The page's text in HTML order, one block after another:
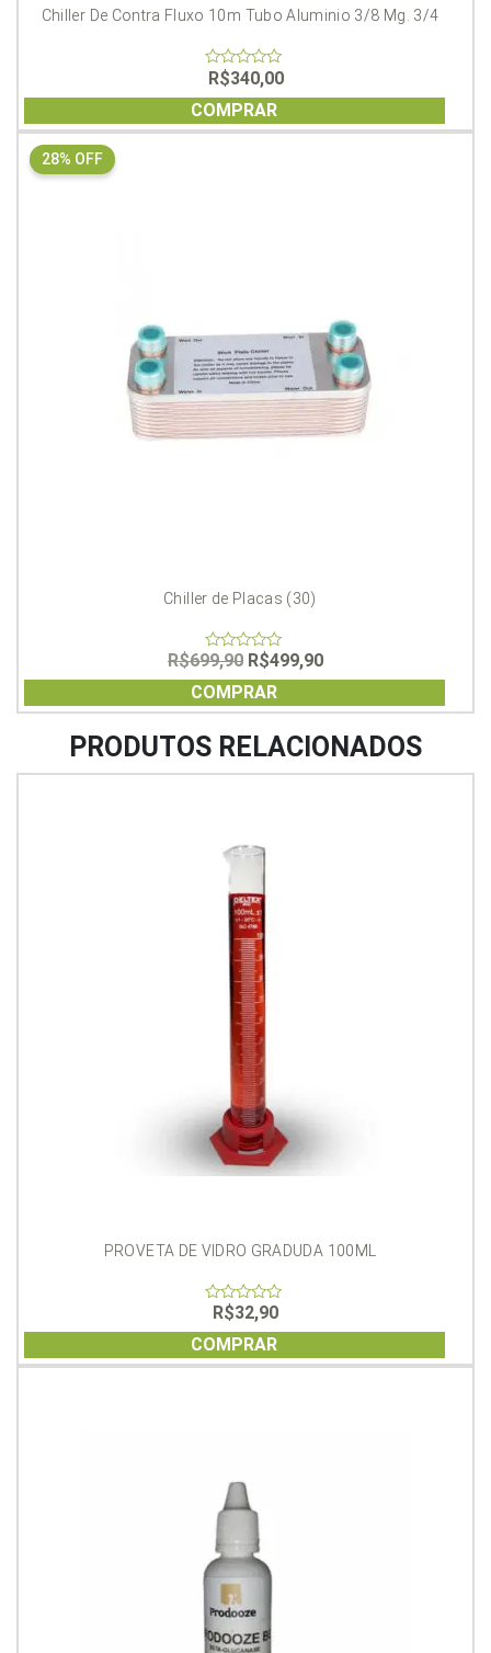
Chiller De Contra Fluxo 10m Tubo Aluminio 3/8 Mg. 3/4
0
out
of
5
R$340,00
COMPRAR
28% OFF
Chiller de Placas (30)
0
out
of
5
R$699,90 O
preço
original
era:
R$699,90.
R$499,90O
preço
é:
R$499,90.
COMPRAR
PRODUTOS RELACIONADOS
PROVETA DE VIDRO GRADUDA 100ML
of
5
R$32,90
COMPRAR